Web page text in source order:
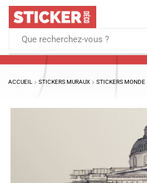
Que recherchez-vous ?
ACCUEIL STICKERS MURAUX STICKERS MONDE